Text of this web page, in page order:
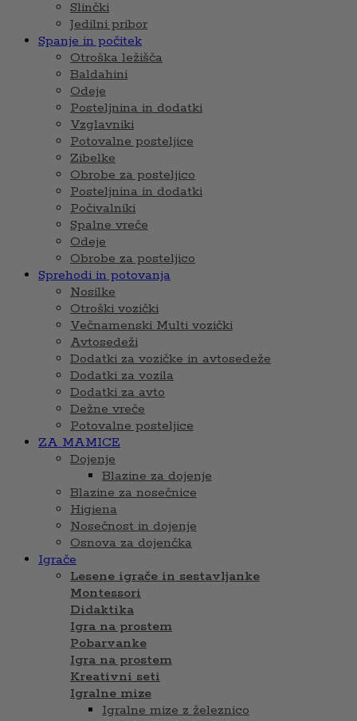
Slinčki
Jedilni pribor
Spanje in počitek
Otroška ležišča
Baldahini
Odeje
Posteljnina in dodatki
Vzglavniki
Potovalne posteljice
Zibelke
Obrobe za posteljico
Posteljnina in dodatki
Počivalniki
Spalne vreče
Odeje
Obrobe za posteljico
Sprehodi in potovanja
Nosilke
Otroški vozički
Večnamenski Multi vozički
Avtosedeži
Dodatki za vozičke in avtosedeže
Dodatki za vozila
Dodatki za avto
Dežne vreče
Potovalne posteljice
ZA MAMICE
Dojenje
Blazine za dojenje
Blazine za nosečnice
Higiena
Nosečnost in dojenje
Osnova za dojenčka
Igrače
Lesene igrače in sestavljanke
Montessori
Didaktika
Igra na prostem
Pobarvanke
Igra na prostem
Kreativni seti
Igralne mize
Igralne mize z železnico